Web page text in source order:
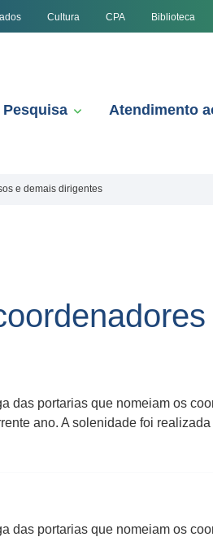
Cultura CPA Biblioteca
Pesquisa Atendimento
e demais dirigentes
das portarias que nomeiam os
ano. A solenidade foi
das portarias que nomeiam os